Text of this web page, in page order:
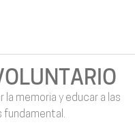
memoria y educar a las
fundamental.